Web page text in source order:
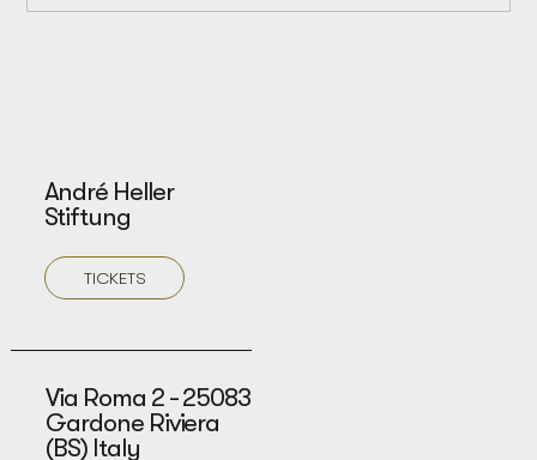
André Heller
Stiftung
TICKETS
Via Roma 2 - 25083
Gardone Riviera
(BS) Italy